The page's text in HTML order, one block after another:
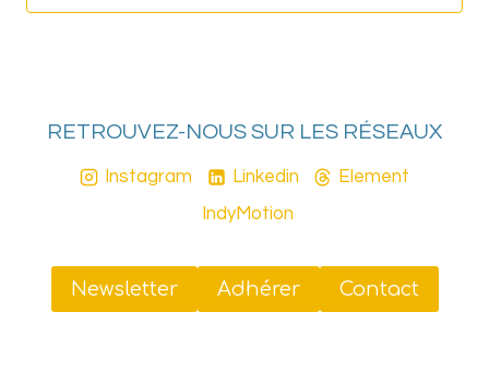
RETROUVEZ-NOUS SUR LES RÉSEAUX
Instagram Linkedin
Element
IndyMotion
Newsletter Adhérer Contact